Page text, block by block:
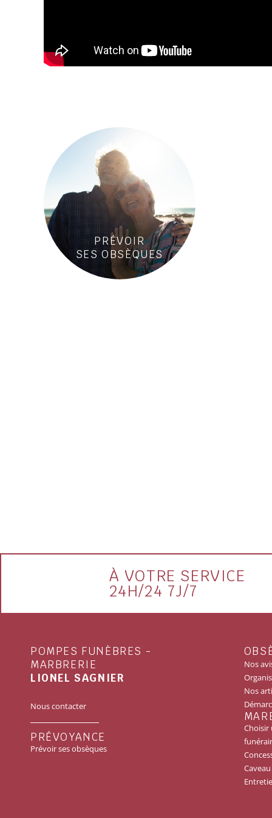
PRÉVOIR
SES OBSÈQUES
À VOTRE SERVICE
24H/24 7J/7
POMPES FUNÈBRES -
MARBRERIE
LIONEL SAGNIER
Nous contacter
PRÉVOYANCE
Prévoir ses obsèques
Nos
Nos